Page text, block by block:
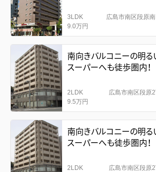
3LDK
9.0万円
広島市南区段原
南向きバルコニーの明る
スーパーへも徒歩圏内！
2LDK
9.5万円
広島市南区段原
南向きバルコニーの明る
スーパーへも徒歩圏内！
2LDK
広島市南区段原